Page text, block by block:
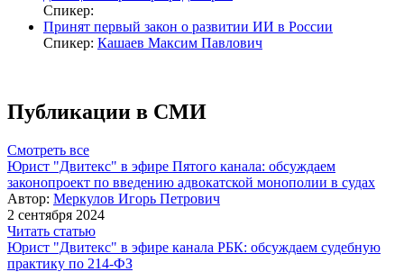
Спикер:
Принят первый закон о развитии ИИ в России
Спикер: Кашаев Максим Павлович
Публикации в СМИ
Смотреть все
Юрист "Двитекс" в эфире Пятого канала: обсуждаем
законопроект по введению адвокатской монополии в судах
Автор: Меркулов Игорь Петрович
2 сентября 2024
Читать статью
Юрист "Двитекс" в эфире канала РБК: обсуждаем судебную
практику по 214-ФЗ